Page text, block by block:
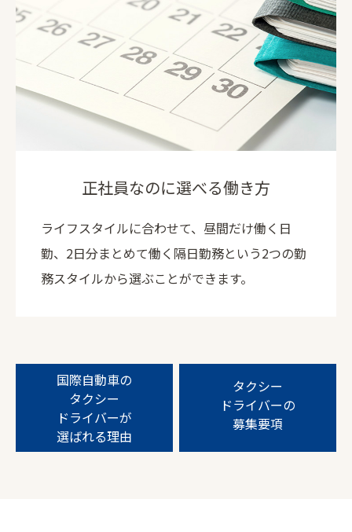
正社員なのに選べる働き方
ライフスタイルに合わせて、昼間だけ働く日
勤、2日分まとめて働く隔日勤務という2つの勤
務スタイルから選ぶことができます。
国際自動車の
タクシー
ドライバーが
選ばれる理由
タクシー
ドライバーの
募集要項